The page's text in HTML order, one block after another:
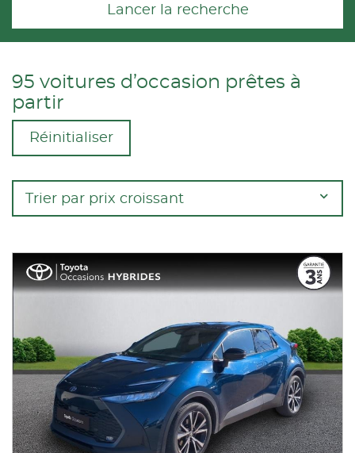
Lancer la recherche
95 voitures d’occasion prêtes à
partir
Réinitialiser
Trier par prix croissant